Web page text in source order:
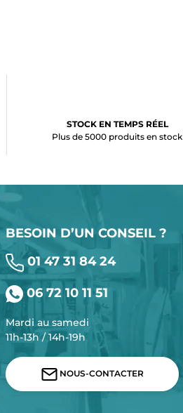
STOCK EN TEMPS RÉEL
Plus de 5000 produits en stock
BESOIN D’UN CONSEIL ?
01 47 31 84 24
06 72 10 11 51
Mardi au samedi
11h-13h / 14h-19h
NOUS-CONTACTER